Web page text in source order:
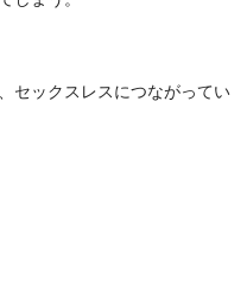
セックスレスにつながってい